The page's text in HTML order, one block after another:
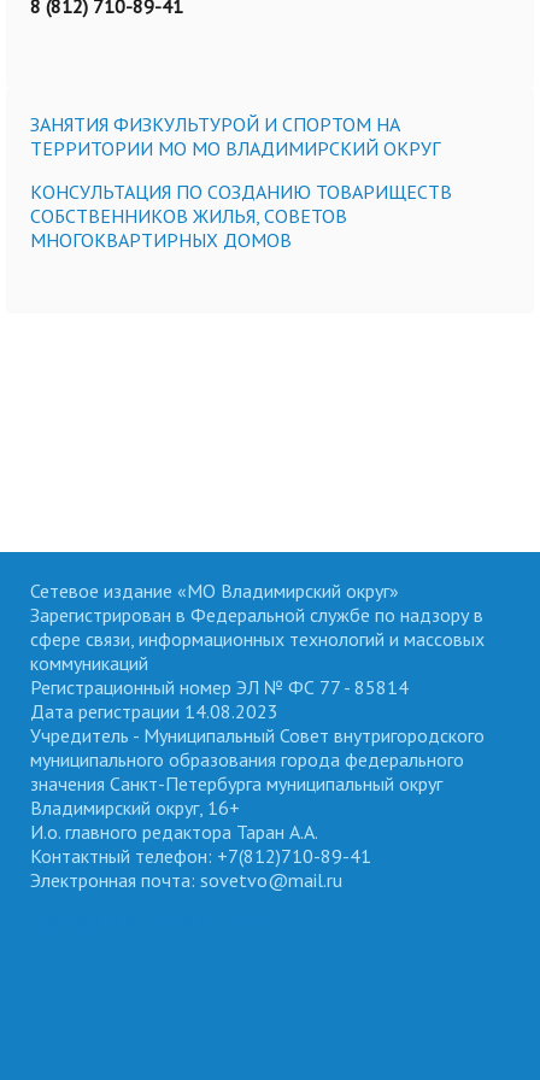
8 (812) 710-89-41
ЗАНЯТИЯ ФИЗКУЛЬТУРОЙ И СПОРТОМ НА
ТЕРРИТОРИИ МО МО ВЛАДИМИРСКИЙ ОКРУГ
КОНСУЛЬТАЦИЯ ПО СОЗДАНИЮ ТОВАРИЩЕСТВ
СОБСТВЕННИКОВ ЖИЛЬЯ, СОВЕТОВ
МНОГОКВАРТИРНЫХ ДОМОВ
Сетевое издание «МО Владимирский округ»
Зарегистрирован в Федеральной службе по надзору в
сфере связи, информационных технологий и массовых
коммуникаций
Регистрационный номер ЭЛ № ФС 77 - 85814
Дата регистрации 14.08.2023
Учредитель - Муниципальный Совет внутригородского
муниципального образования города федерального
значения Санкт-Петербурга муниципальный округ
Владимирский округ, 16+
И.о. главного редактора Таран А.А.
Контактный телефон: +7(812)710-89-41
Электронная почта: sovetvo@mail.ru